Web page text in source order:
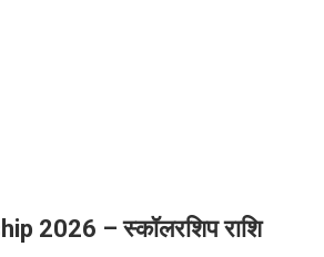
2026 – स्कॉलरशिप राशि